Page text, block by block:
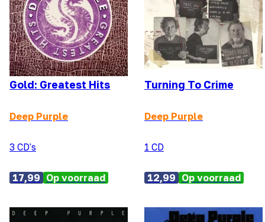
Gold: Greatest Hits
Deep Purple
3 CD's
17,99 Op voorraad
Turning To Crime
Deep Purple
1 CD
12,99 Op voorraad